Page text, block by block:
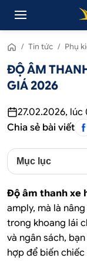
/ Tin tức / Phụ
ĐỘ ÂM
GIÁ 2026
27.02.2026, lúc
Chia sẻ bài viết
Mục lục
Độ âm thanh xe
amply, mà là
trong khoang lái
và ngân sách,
hợp để biến